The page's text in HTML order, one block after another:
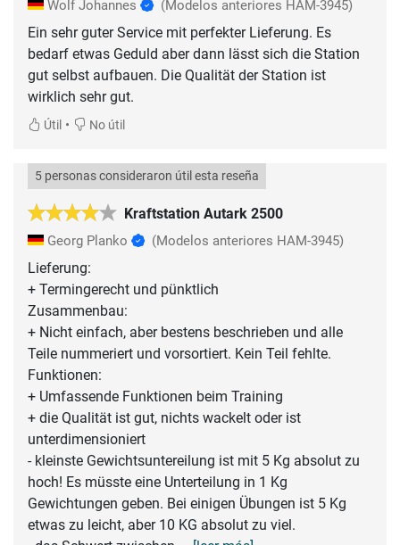
Wolf Johannes (Modelos anteriores HAM-3945)
Ein sehr guter Service mit perfekter Lieferung. Es
bedarf etwas Geduld aber dann lässt sich die Station
gut selbst aufbauen. Die Qualität der Station ist
wirklich sehr gut.
Útil • No útil
Kraftstation Autark 2500
5 personas consideraron útil esta reseña
Georg Planko (Modelos anteriores HAM-3945)
Lieferung:
+ Termingerecht und pünktlich
Zusammenbau:
+ Nicht einfach, aber bestens beschrieben und alle
Teile nummeriert und vorsortiert. Kein Teil fehlte.
Funktionen:
+ Umfassende Funktionen beim Training
+ die Qualität ist gut, nichts wackelt oder ist
unterdimensioniert
- kleinste Gewichtsuntereilung ist mit 5 Kg absolut zu
hoch! Es müsste eine Unterteilung in 1 Kg
Gewichtungen geben. Bei einigen Übungen ist 5 Kg
etwas zu leicht, aber 10 KG absolut zu viel.